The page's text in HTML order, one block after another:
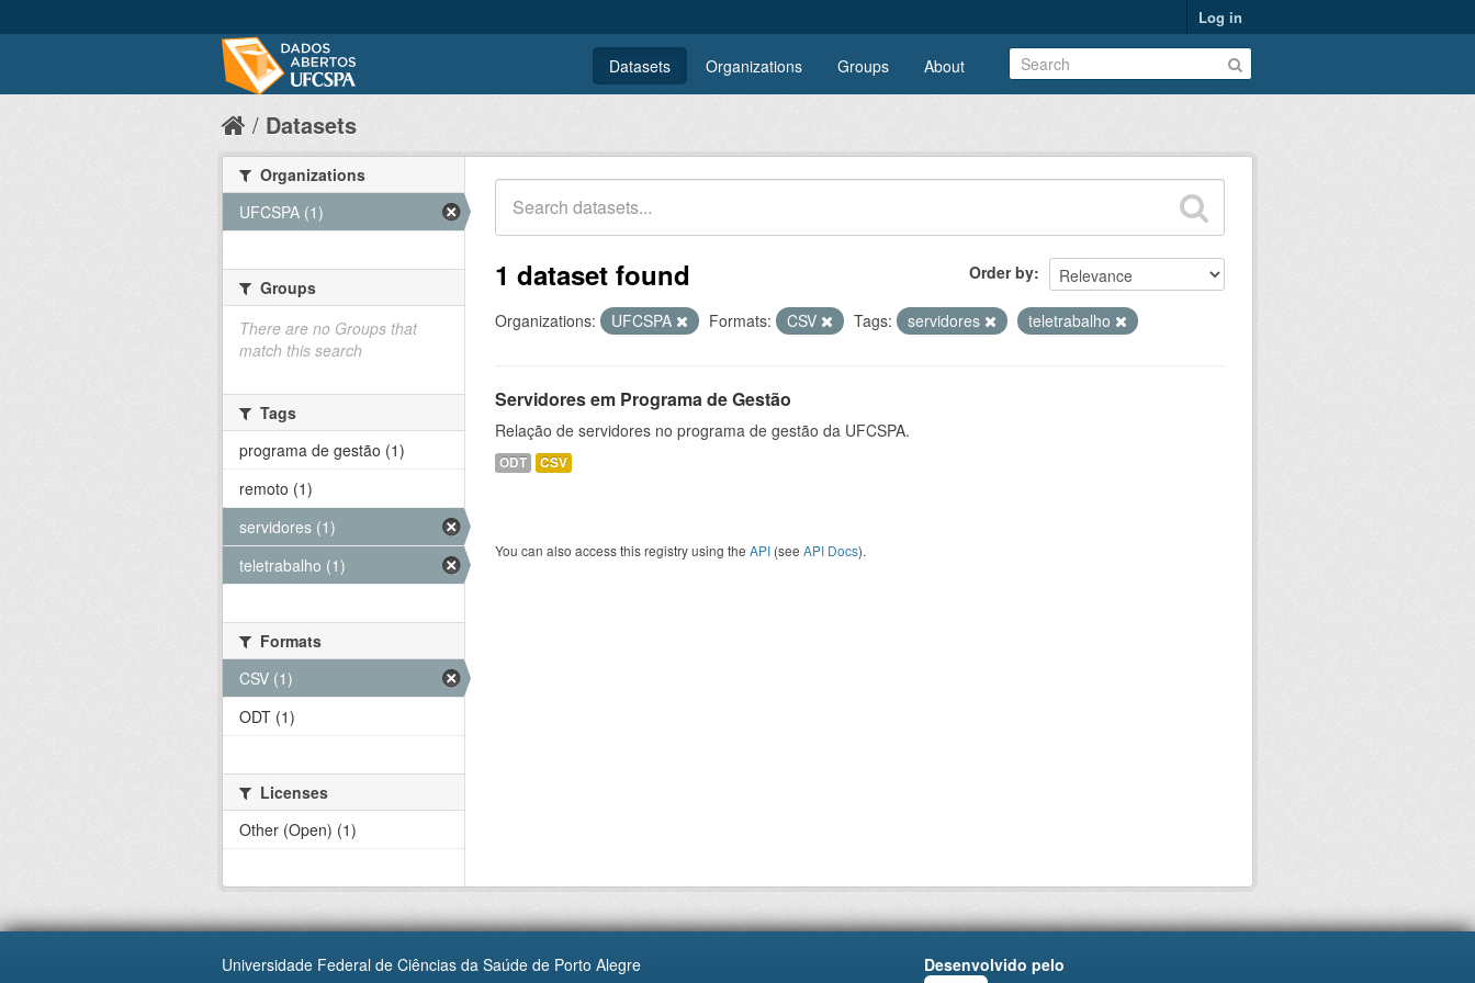
Log in
Datasets Organizations Groups About
Datasets
Order by
1 dataset found
Organizations: UFCSPA Formats: CSV Tags: servidores teletrabalho
Servidores em Programa de Gestão
Relação de servidores no programa de gestão da UFCSPA.
ODT CSV
You can also access this registry using the API (see API Docs).
Organizations
UFCSPA (1)
Groups
There are no Groups that
match this search
Tags
programa de gestão (1)
remoto (1)
servidores (1)
teletrabalho (1)
Formats
CSV (1)
ODT (1)
Licenses
Other (Open) (1)
Universidade Federal de Ciências da Saúde de Porto Alegre
Desenvolvido pelo